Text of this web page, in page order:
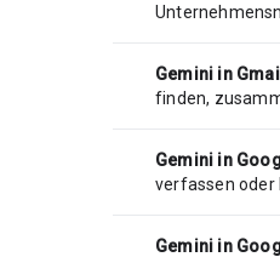
Gemini in Gmail
finden,
Gemini in
verfassen oder
Gemini in